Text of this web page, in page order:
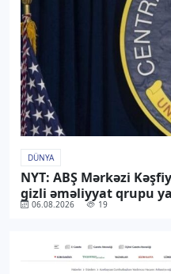
DÜNYA
NYT: ABŞ Mərkəzi
gizli əməliyyat qrupu
06.08.2026 19